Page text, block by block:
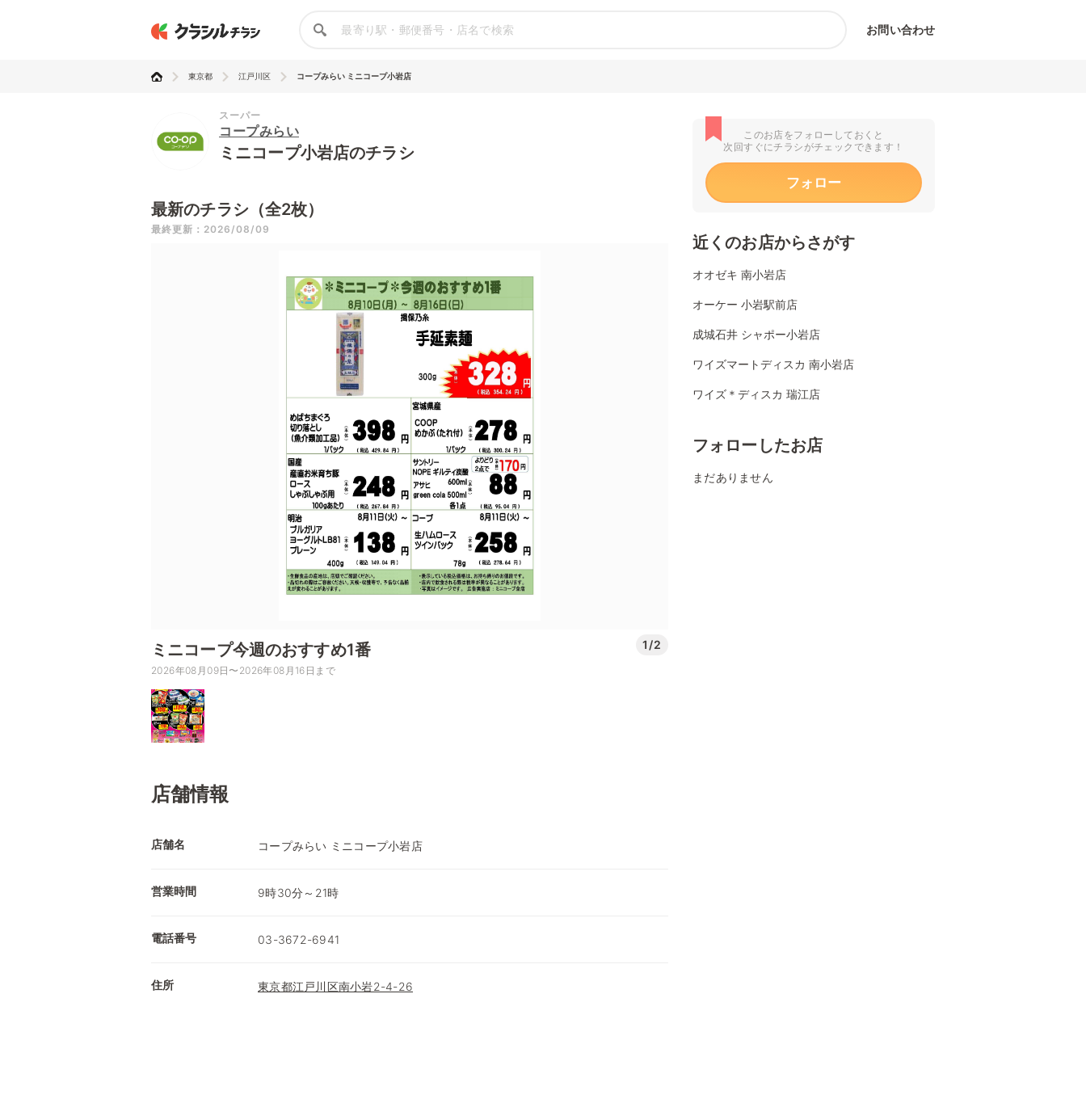
お問い合わせ
東京都 江戸川区 コープみらい ミニコープ小岩店
スーパー
コープみらい
ミニコープ小岩店のチラシ
最新のチラシ（全2枚）
最終更新：2026/08/09
ミニコープ今週のおすすめ1番 1/2
2026年08月09日〜2026年08月16日まで
店舗情報
店舗名 コープみらい ミニコープ小岩店
営業時間 9時30分～21時
電話番号 03-3672-6941
住所 東京都江戸川区南小岩2-4-26
このお店をフォローしておくと
次回すぐにチラシがチェックできます！
フォロー
近くのお店からさがす
オオゼキ 南小岩店
オーケー 小岩駅前店
成城石井 シャポー小岩店
ワイズマートディスカ 南小岩店
ワイズ＊ディスカ 瑞江店
フォローしたお店
まだありません